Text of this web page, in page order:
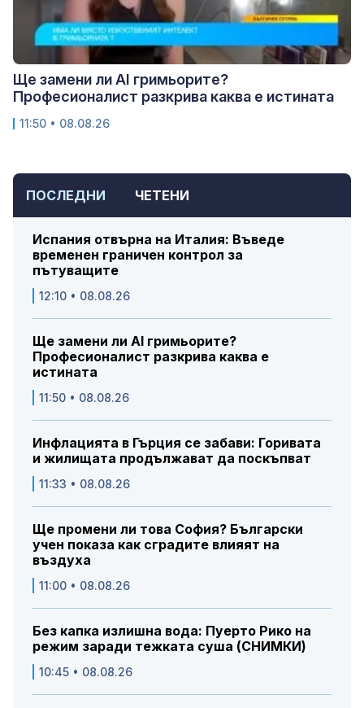
ПОСЛЕДНИ ЧЕТЕНИ
Испания отвърна на Италия: Въведе
временен граничен контрол за
пътуващите
12:10 • 08.08.26
Ще замени ли AI гримьорите?
Професионалист разкрива каква е
истината
11:50 • 08.08.26
Инфлацията в Гърция се забави: Горивата
и жилищата продължават да поскъпват
11:33 • 08.08.26
Ще промени ли това София? Български
учен показа как сградите влияят на
въздуха
11:00 • 08.08.26
Без капка излишна вода: Пуерто Рико на
режим заради тежката суша (СНИМКИ)
10:45 • 08.08.26
Ще замени ли AI гримьорите?
Професионалист разкрива каква е истината
11:50 • 08.08.26